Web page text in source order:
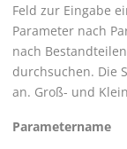
Feld zur Eingabe
Parameter nach
nach
durchsuchen. Die
an. Groß- und
Parametername